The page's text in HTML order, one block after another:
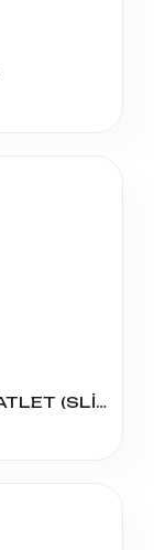
1020 BERRAK ERKEK FORMALI ATLET (SLİM FİT) 51 BEDEN